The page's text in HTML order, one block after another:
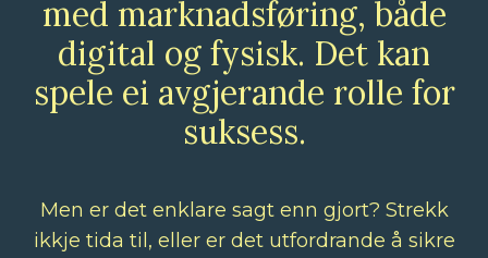
med marknadsføring, både
digital og fysisk. Det kan
spele ei avgjerande rolle for
suksess.
Men er det enklare sagt enn gjort? Strekk
ikkje tida til, eller er det utfordrande å sikre